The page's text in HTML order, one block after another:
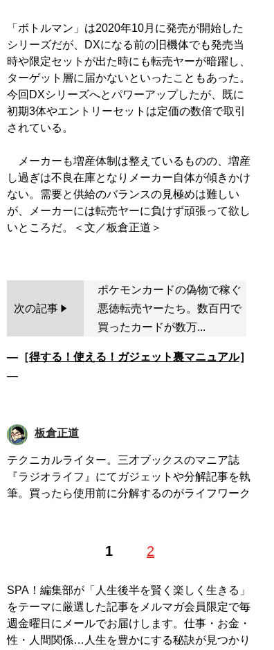
「ボトルマン」は2020年10月に発売が開始した
シリーズだが、DXになる前の旧機体でも発売当
時や限定セットが出た時にも転売ヤーが暗躍し、
ターゲット層に届かないといったこともあった。
今回DXシリーズへとパワーアップしたが、既に
初期3体やエントリーセットは定価の数倍で取引
されている。
メーカーも増産体制は整えているものの、増産
し過ぎは不良在庫となりメーカー自体が傾きかけ
ない。需要と供給のバランスの見極めは難しい
が、メーカーには転売ヤーに負けず頑張って欲し
いところだ。＜文／板倉正道＞
次の記事
ポケモンカードの偽物で稼ぐ
悪徳転売ヤーたち。数百円で
買ったカードが数万...
―［得する！使える！ガジェット裏マニュアル］
―
板倉正道
テクニカルライター。三才ブックスのマニア誌
『ラジオライフ』にてガジェットや分解記事を執
筆。買ったら使用前に分解するのがライフワーク
1 2
SPA！編集部が「人生後半を賢く楽しく生きる」
をテーマに厳選した記事をメルマガ会員限定で毎
週金曜日にメールでお届けします。仕事・お金・
性・人間関係…人生を豊かにする秘訣が見つかり